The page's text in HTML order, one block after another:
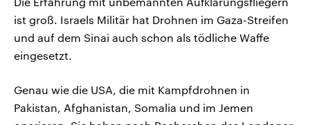
ist groß. Israels Militär hat Drohnen im Gaza-Streifen
und auf dem Sinai auch schon als tödliche Waffe
eingesetzt.
Genau wie die USA, die mit Kampfdrohnen in
Pakistan, Afghanistan, Somalia und im Jemen